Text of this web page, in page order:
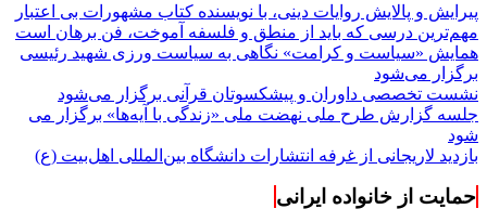
پیرایش و پالایش روایات دینی، با نویسنده کتاب مشهورات بی اعتبار
مهم‌ترین درسی که باید از منطق و فلسفه آموخت، فن برهان است
همایش «سیاست و کرامت» نگاهی به سیاست ورزی شهید رئیسی
برگزار می‌شود
نشست تخصصی داوران و پیشکسوتان قرآنی برگزار می‌شود
جلسه گزارش طرح ملی نهضت ملی «زندگی با آیه‌ها» برگزار می
شود
بازدید لاریجانی از غرفه انتشارات دانشگاه بین‌المللی اهل‌بیت (ع)
حمایت از خانواده ایرانی